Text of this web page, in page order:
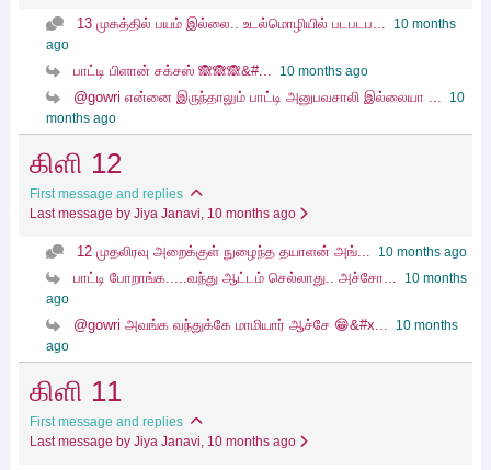
13 முகத்தில் பயம் இல்லை.. உடல்மொழியில் படபடப...
10 months
ago
பாட்டி பிளான் சக்சஸ் 🙈🙈🙈&#... 10 months ago
@gowri என்னை இருந்தாலும் பாட்டி அனுபவசாலி இல்லையா ...
10
months ago
கிளி 12
First message and replies
Last message by Jiya Janavi, 10 months ago
12 முதலிரவு அறைக்குள் நுழைந்த தயாளன் அங்... 10 months ago
பாட்டி போறாங்க.....வந்து ஆட்டம் செல்லாது.. அச்சோ...
10 months
ago
@gowri அவங்க வந்துக்கே மாமியார் ஆச்சே 😁&#x...
10 months
ago
கிளி 11
First message and replies
Last message by Jiya Janavi, 10 months ago